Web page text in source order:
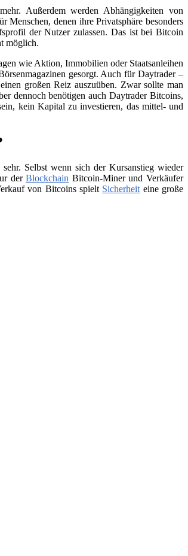
Außerdem werden Abhängigkeiten von
Menschen, denen ihre Privatsphäre besonders
der Nutzer zulassen. Das ist bei Bitcoin
möglich.
wie Aktion, Immobilien oder Staatsanleihen
gesorgt. Auch für Daytrader –
großen Reiz auszuüben. Zwar sollte man
dennoch benötigen auch Daytrader Bitcoins,
kein Kapital zu investieren, das mittel- und
Selbst wenn sich der Kursanstieg wieder
derBlockchain Bitcoin-Miner und Verkäufer
von Bitcoins spielt Sicherheiteine große